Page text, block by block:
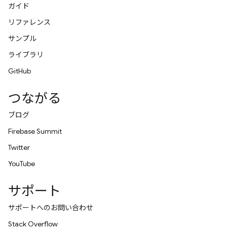
ガイド
リファレンス
サンプル
ライブラリ
GitHub
つながる
ブログ
Firebase Summit
Twitter
YouTube
サポート
サポートへのお問い合わせ
Stack Overflow